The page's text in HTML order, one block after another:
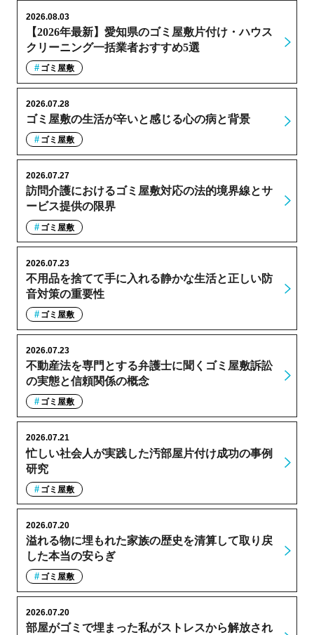
【2026年最新】愛知県のゴミ屋敷片付け・ハウス
クリーニング一括業者おすすめ5選
2026.08.03
ゴミ屋敷
ゴミ屋敷の生活が辛いと感じる心の病と背景
2026.07.28
ゴミ屋敷
訪問介護におけるゴミ屋敷対応の法的境界線とサ
ービス提供の限界
2026.07.27
ゴミ屋敷
不用品を捨てて手に入れる静かな生活と正しい防
音対策の重要性
2026.07.23
ゴミ屋敷
不動産法を専門とする弁護士に聞くゴミ屋敷訴訟
の実態と信頼関係の概念
2026.07.23
ゴミ屋敷
忙しい社会人が実践した汚部屋片付け成功の事例
研究
2026.07.21
ゴミ屋敷
溢れる物に埋もれた家族の歴史を清算して取り戻
した本当の安らぎ
2026.07.20
ゴミ屋敷
部屋がゴミで埋まった私がストレスから解放され
2026.07.20